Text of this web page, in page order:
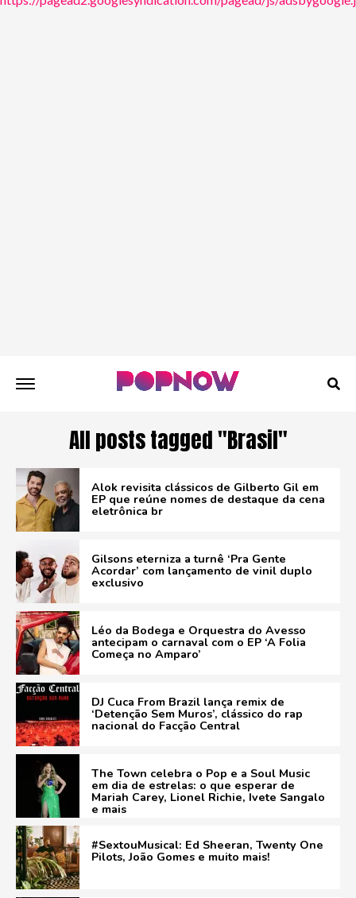
All posts tagged "Brasil"
Alok revisita clássicos de Gilberto Gil em
EP que reúne nomes de destaque da cena
eletrônica br
Gilsons eterniza a turnê ‘Pra Gente
Acordar’ com lançamento de vinil duplo
exclusivo
Léo da Bodega e Orquestra do Avesso
antecipam o carnaval com o EP ‘A Folia
Começa no Amparo’
DJ Cuca From Brazil lança remix de
‘Detenção Sem Muros’, clássico do rap
nacional do Facção Central
The Town celebra o Pop e a Soul Music
em dia de estrelas: o que esperar de
Mariah Carey, Lionel Richie, Ivete Sangalo
e mais
#SextouMusical: Ed Sheeran, Twenty One
Pilots, João Gomes e muito mais!